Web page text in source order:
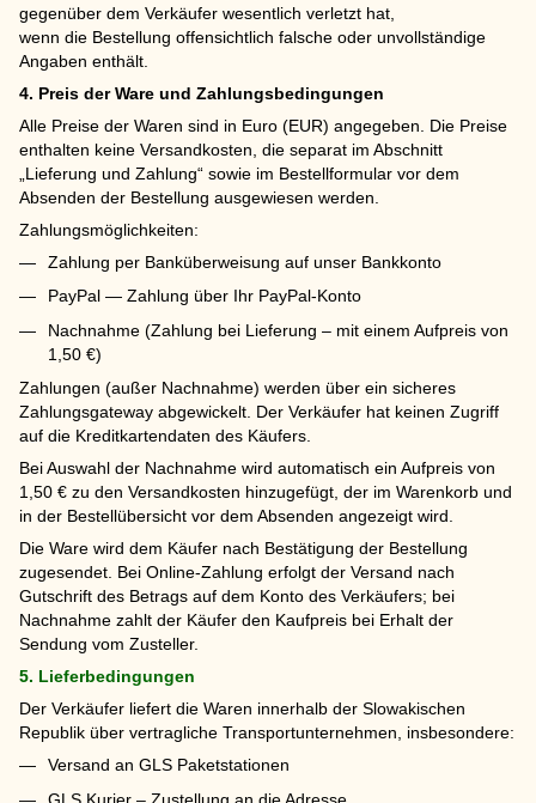
gegenüber dem Verkäufer wesentlich verletzt hat,
wenn die Bestellung offensichtlich falsche oder unvollständige
Angaben enthält.
4. Preis der Ware und Zahlungsbedingungen
Alle Preise der Waren sind in Euro (EUR) angegeben. Die Preise
enthalten keine Versandkosten, die separat im Abschnitt
„Lieferung und Zahlung“ sowie im Bestellformular vor dem
Absenden der Bestellung ausgewiesen werden.
Zahlungsmöglichkeiten:
Zahlung per Banküberweisung auf unser Bankkonto
PayPal — Zahlung über Ihr PayPal-Konto
Nachnahme (Zahlung bei Lieferung – mit einem Aufpreis von
1,50 €)
Zahlungen (außer Nachnahme) werden über ein sicheres
Zahlungsgateway abgewickelt. Der Verkäufer hat keinen Zugriff
auf die Kreditkartendaten des Käufers.
Bei Auswahl der Nachnahme wird automatisch ein Aufpreis von
1,50 € zu den Versandkosten hinzugefügt, der im Warenkorb und
in der Bestellübersicht vor dem Absenden angezeigt wird.
Die Ware wird dem Käufer nach Bestätigung der Bestellung
zugesendet. Bei Online-Zahlung erfolgt der Versand nach
Gutschrift des Betrags auf dem Konto des Verkäufers; bei
Nachnahme zahlt der Käufer den Kaufpreis bei Erhalt der
Sendung vom Zusteller.
5. Lieferbedingungen
Der Verkäufer liefert die Waren innerhalb der Slowakischen
Republik über vertragliche Transportunternehmen, insbesondere:
Versand an GLS Paketstationen
GLS Kurier – Zustellung an die Adresse